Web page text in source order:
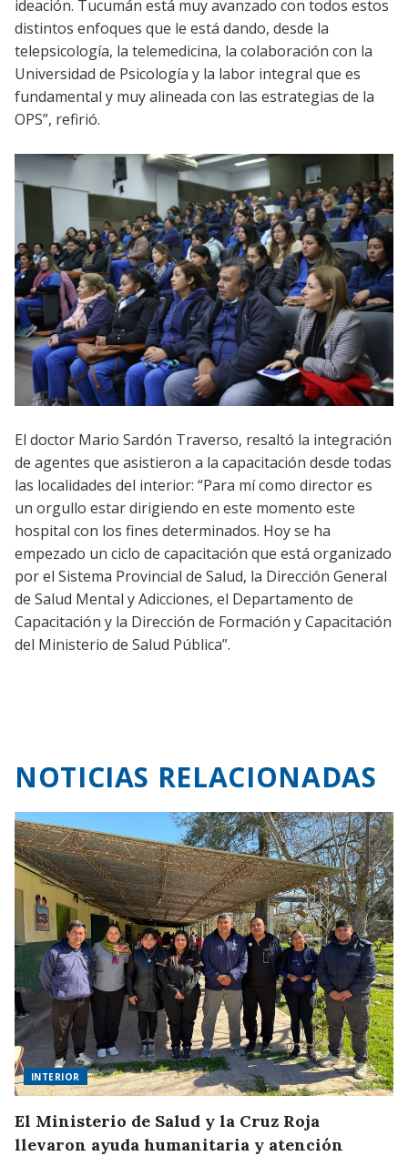
ideación. Tucumán está muy avanzado con todos estos
distintos enfoques que le está dando, desde la
telepsicología, la telemedicina, la colaboración con la
Universidad de Psicología y la labor integral que es
fundamental y muy alineada con las estrategias de la
OPS”, refirió.
El doctor Mario Sardón Traverso, resaltó la integración
de agentes que asistieron a la capacitación desde todas
las localidades del interior: “Para mí como director es
un orgullo estar dirigiendo en este momento este
hospital con los fines determinados. Hoy se ha
empezado un ciclo de capacitación que está organizado
por el Sistema Provincial de Salud, la Dirección General
de Salud Mental y Adicciones, el Departamento de
Capacitación y la Dirección de Formación y Capacitación
del Ministerio de Salud Pública”.
NOTICIAS RELACIONADAS
INTERIOR
El Ministerio de Salud y la Cruz Roja
llevaron ayuda humanitaria y atención